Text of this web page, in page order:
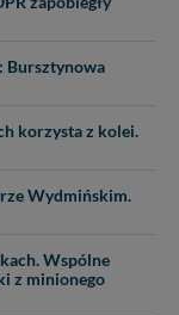
Bursztynowa
korzysta z kolei.
Wydmińskim.
Wspólne
z minionego